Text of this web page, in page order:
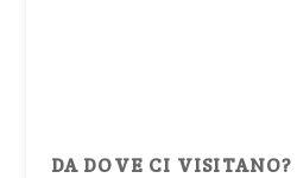
DA DOVE CI VISITANO?